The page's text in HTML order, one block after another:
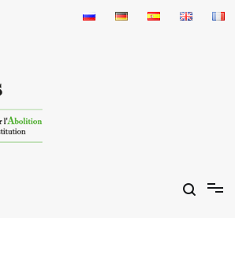
bolitionde la